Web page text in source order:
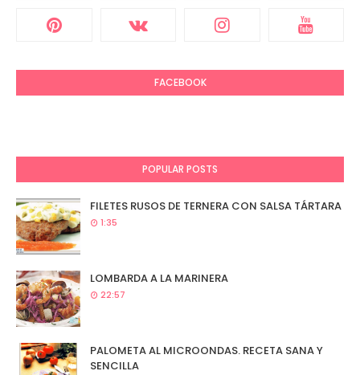
FACEBOOK
POPULAR POSTS
FILETES RUSOS DE TERNERA CON SALSA TÁRTARA
1:35
LOMBARDA A LA MARINERA
22:57
PALOMETA AL MICROONDAS. RECETA SANA Y
SENCILLA